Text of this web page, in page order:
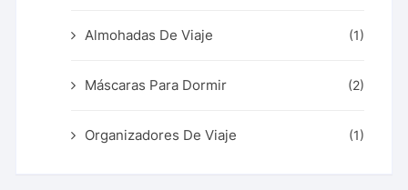
Almohadas De Viaje (1)
Máscaras Para Dormir (2)
Organizadores De Viaje (1)